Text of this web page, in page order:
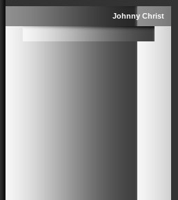
Johnny Christ